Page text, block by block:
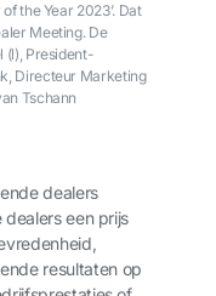
the Year 2023’. Dat
Meeting. De
(l), President-
Directeur Marketing
Tschann
dealers
dealers een prijs
resultaten op